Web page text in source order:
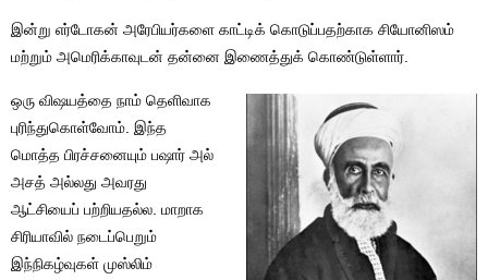
இன்று எர்டோகன் அரேபியர்களை காட்டிக் கொடுப்பதற்காக சியோனிஸம்
மற்றும் அமெரிக்காவுடன் தன்னை இணைத்துக் கொண்டுள்ளார்.
ஒரு விஷயத்தை நாம் தெளிவாக
புரிந்துகொள்வோம். இந்த
மொத்த பிரச்சனையும் பஷார் அல்
அசத் அல்லது அவரது
ஆட்சியைப் பற்றியதல்ல. மாறாக
சிரியாவில் நடைப்பெறும்
இந்நிகழ்வுகள் முஸ்லிம்